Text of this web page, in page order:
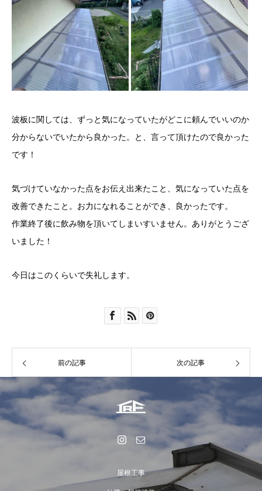
波板に関しては、ずっと気になっていたがどこに頼んでいいのか
分からないでいたから良かった。と、言って頂けたので良かった
です！
気づけていなかった点をお伝え出来たこと、気になっていた点を
改善できたこと。お力になれることができ、良かったです。
作業終了後に飲み物を頂いてしまいすいません。ありがとうござ
いました！
今日はこのくらいで失礼します。
前の記事 次の記事
屋根工事